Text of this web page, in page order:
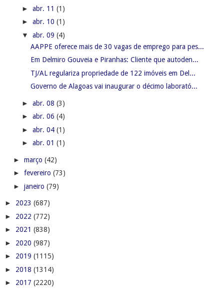
► abr. 11 (1)
► abr. 10 (1)
▼ abr. 09 (4)
AAPPE oferece mais de 30 vagas de emprego para pes...
Em Delmiro Gouveia e Piranhas: Cliente que autoden...
TJ/AL regulariza propriedade de 122 imóveis em Del...
Governo de Alagoas vai inaugurar o décimo laborató...
► abr. 08 (3)
► abr. 06 (4)
► abr. 04 (1)
► abr. 01 (1)
► março (42)
► fevereiro (73)
► janeiro (79)
► 2023 (687)
► 2022 (772)
► 2021 (838)
► 2020 (987)
► 2019 (1115)
► 2018 (1314)
► 2017 (2220)